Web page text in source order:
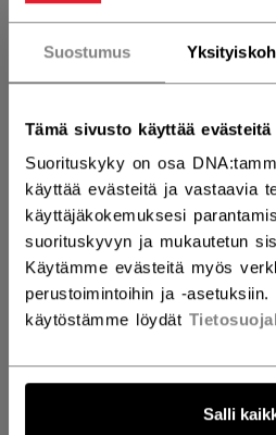
Suostumus
Tämä sivusto käyttää evästeitä
Suorituskyky on osa
käyttää evästeitä ja vastaavia
käyttäjäkokemuksesi
suorituskyvyn ja mukautetun
Käytämme evästeitä myös
perustoimintoihin ja -
käytöstämme löydät
Salli
28
VARREN PITUUS
51.00 54.00
MÄÄRÄ
LISÄÄ OSTOSKORIIN